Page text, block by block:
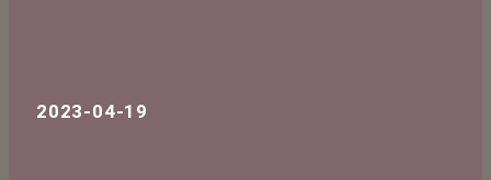
2023-04-19